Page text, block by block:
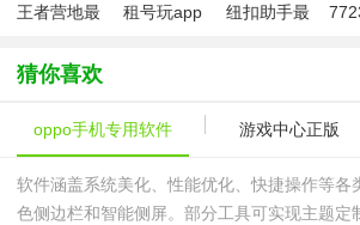
王者营地最
租号玩app
纽扣助手最
猜你喜欢
oppo手机专用软件 游戏中心正版
软件涵盖系统美化、性能优化、快捷操作等各
色侧边栏和智能侧屏。部分工具可实现主题定